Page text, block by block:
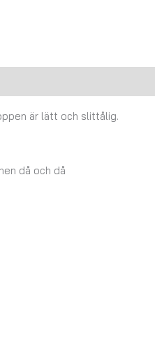
är lätt och slittålig.
då och då